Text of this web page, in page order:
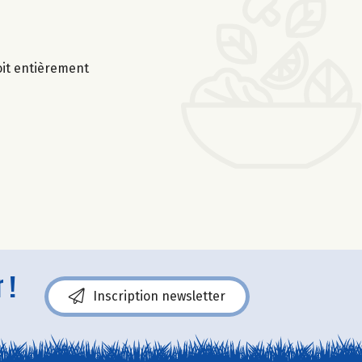
entièrement
! Inscription newsletter